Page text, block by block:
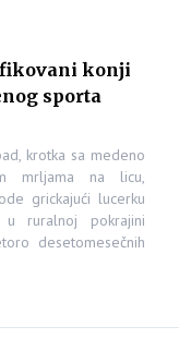
konji
sporta
krotka sa medeno
mrljama na licu,
grickajući lucerku
u ruralnoj pokrajini
desetomesečnih